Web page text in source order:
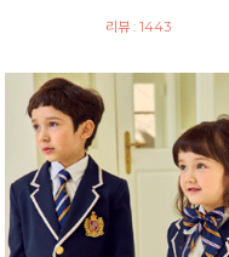
리뷰 : 1443